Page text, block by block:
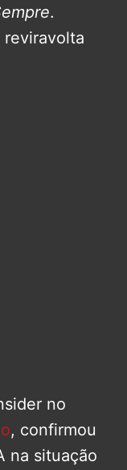
.
reviravolta
no
, confirmou
na situação